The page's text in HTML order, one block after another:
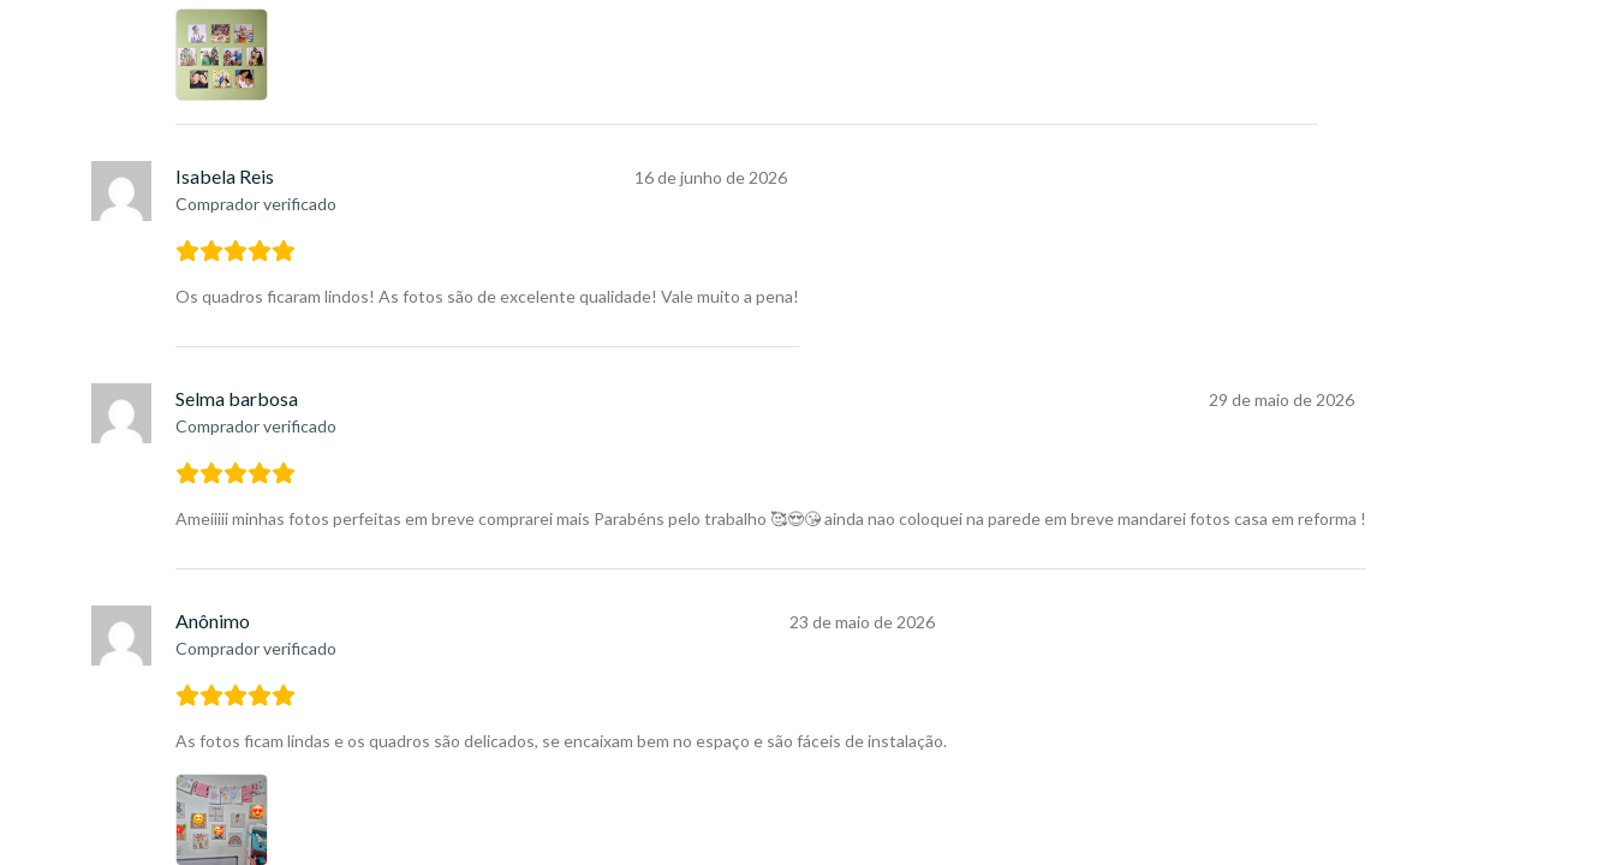
Isabela Reis
Comprador verificado
16 de junho de 2026
Os quadros ficaram lindos! As fotos são de excelente qualidade! Vale muito a pena!
Selma barbosa
Comprador verificado
29 de maio de 2026
Ameiiiii minhas fotos perfeitas em breve comprarei mais Parabéns pelo trabalho 🥰😍😘 ainda nao coloquei na parede em breve mandarei fotos casa em reforma !
Anônimo
Comprador verificado
23 de maio de 2026
As fotos ficam lindas e os quadros são delicados, se encaixam bem no espaço e são fáceis de instalação.